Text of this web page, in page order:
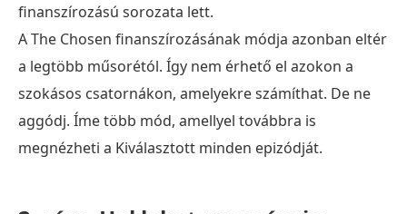
finanszírozású sorozata lett.
A The Chosen finanszírozásának módja azonban eltér
a legtöbb műsorétól. Így nem érhető el azokon a
szokásos csatornákon, amelyekre számíthat. De ne
aggódj. Íme több mód, amellyel továbbra is
megnézheti a Kiválasztott minden epizódját.